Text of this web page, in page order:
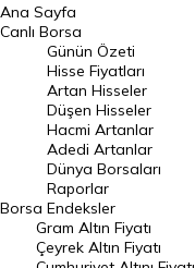
BIST 100 Hisseleri
En Çok Artan Hisseler
En Çok Düşen Hisseler
Hacmi Artanlar
Geçmiş Kapanışlar
Dünya Borsaları
Raporlar
Ana Sayfa
Canlı Borsa
Borsa
Günün Özeti
Hisse Fiyatları
Artan Hisseler
Düşen Hisseler
Hacmi Artanlar
Adedi Artanlar
Dünya Borsaları
Raporlar
Endeksler
Gram Altın Fiyatı
Çeyrek Altın Fiyatı